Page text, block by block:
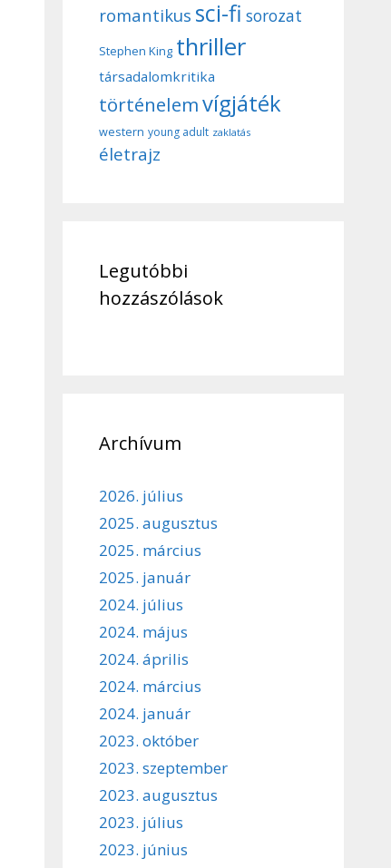
romantikus sci-fi sorozat
Stephen King thriller
társadalomkritika
történelemvígjáték
western young adult zaklatás
életrajz
Legutóbbi
hozzászólások
Archívum
2026. július
2025. augusztus
2025. március
2025. január
2024. július
2024. május
2024. április
2024. március
2024. január
2023. október
2023. szeptember
2023. augusztus
2023. július
2023. június